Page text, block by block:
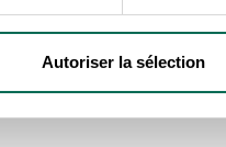
Autoriser la sélection